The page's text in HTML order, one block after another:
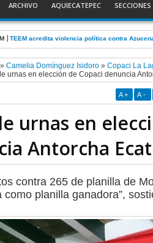
ARCHIVO AQUIECATEPEC SECCIONES
TEEM acredita violencia política contra
Camelia Domínguez Isidoro» Copaci La
urnas en elección de Copaci denuncia
A + A -
urnas en
Antorcha
contra 265 de planilla de
como planilla ganadora”,